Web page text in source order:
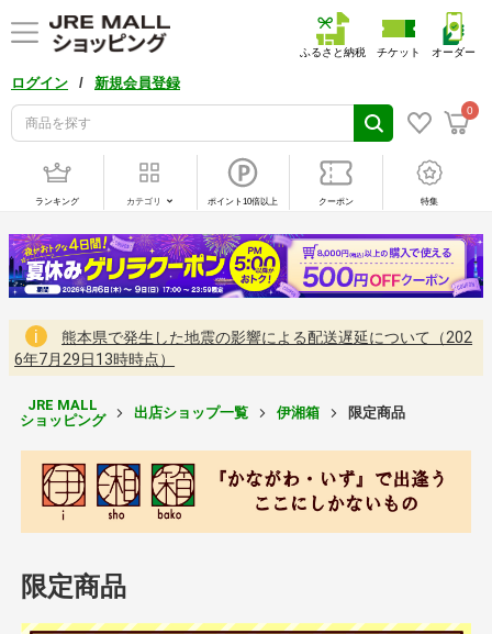
ログイン / 新規会員登録
0
ふるさと納税 チケット オーダー
ランキング カテゴリ ポイント10倍以上 クーポン 特集
熊本県で発生した地震の影響による配送遅延について（202
6年7月29日13時時点）
JRE MALL
ショッピング
出店ショップ一覧 伊湘箱 限定商品
限定商品